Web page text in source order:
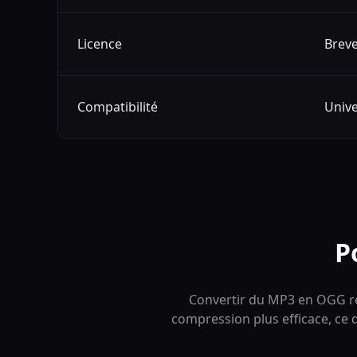
Licence
Compatibilité
Convertir du MP3 en OGG
compression plus efficace, ce